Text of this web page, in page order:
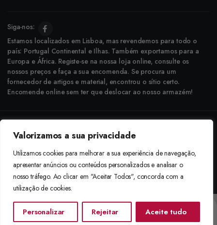
Valorizamos a sua privacidade
Utilizamos cookies para melhorar a sua experiência de navegação,
apresentar anúncios ou conteúdos personalizados e analisar o
nosso tráfego. Ao clicar em "Aceitar Todos", concorda com a
utilização de cookies.
Personalizar Rejeitar Aceite tudo
Siga-nos:
Estamos localizados em Lisboa, mas revendemos para todo o
país: Portugal Continental e Ilhas. Também exportamos para a
Europa e África. Registe-se na nossa loja online, consulte os
nossos preços e faça a sua encomenda. Se procura um
fornecedor de artigos e material, encontrou o sítio certo.
Encomende online sem ter que deslocar ao nosso armazém!
Aceitamos: Transferência Bancária e Envio à Cobrança
Início Categorias Procurar Lista De Desejos Conta